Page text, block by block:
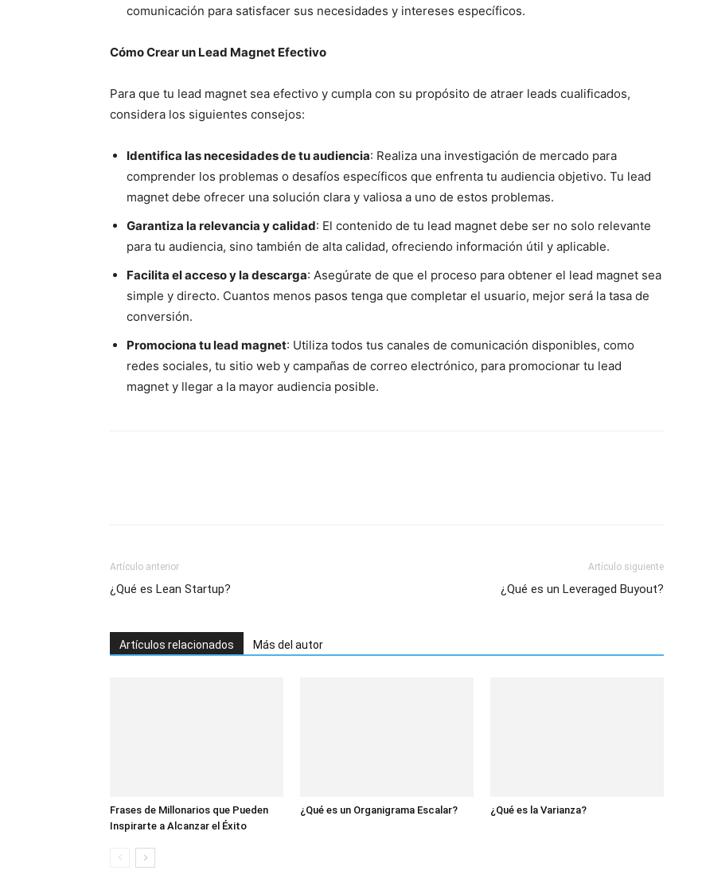
comunicación para satisfacer sus necesidades y intereses específicos.
Cómo Crear un Lead Magnet Efectivo
Para que tu lead magnet sea efectivo y cumpla con su propósito de atraer leads cualificados,
considera los siguientes consejos:
Identifica las necesidades de tu audiencia: Realiza una investigación de mercado para
comprender los problemas o desafíos específicos que enfrenta tu audiencia objetivo. Tu lead
magnet debe ofrecer una solución clara y valiosa a uno de estos problemas.
Garantiza la relevancia y calidad: El contenido de tu lead magnet debe ser no solo relevante
para tu audiencia, sino también de alta calidad, ofreciendo información útil y aplicable.
Facilita el acceso y la descarga: Asegúrate de que el proceso para obtener el lead magnet sea
simple y directo. Cuantos menos pasos tenga que completar el usuario, mejor será la tasa de
conversión.
Promociona tu lead magnet: Utiliza todos tus canales de comunicación disponibles, como
redes sociales, tu sitio web y campañas de correo electrónico, para promocionar tu lead
magnet y llegar a la mayor audiencia posible.
Artículo anterior
¿Qué es Lean Startup?
Artículo siguiente
¿Qué es un Leveraged Buyout?
Artículos relacionados Más del autor
Frases de Millonarios que Pueden
Inspirarte a Alcanzar el Éxito
¿Qué es un Organigrama Escalar? ¿Qué es la Varianza?